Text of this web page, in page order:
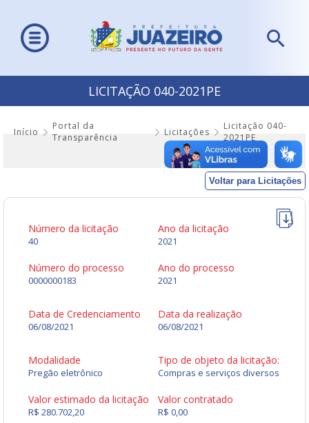
LICITAÇÃO 040-2021PE
Início
Portal da
Transparência
Licitações
Licitação 040-
2021PE
Voltar para Licitações
Número da licitação
40
Ano da licitação
2021
Número do processo
0000000183
Ano do processo
2021
Data de Credenciamento
06/08/2021
Data da realização
06/08/2021
Modalidade
Pregão eletrônico
Tipo de objeto da licitação:
Compras e serviços diversos
Valor estimado da licitação
R$ 280.702,20
Valor contratado
R$ 0,00